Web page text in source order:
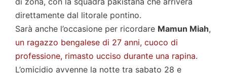
direttamente dal litorale pontino.
Sarà anche l’occasione per ricordare Mamun Miah,
un ragazzo bengalese di 27 anni, cuoco di
professione, rimasto ucciso durante una rapina.
L’omicidio avvenne la notte tra sabato 28 e